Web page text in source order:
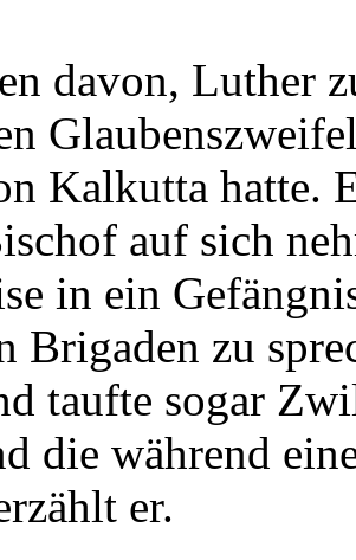
davon, Luther
Kalkutta hatte.
auf sich
in ein
Brigaden zu
taufte sogar
die während
er.